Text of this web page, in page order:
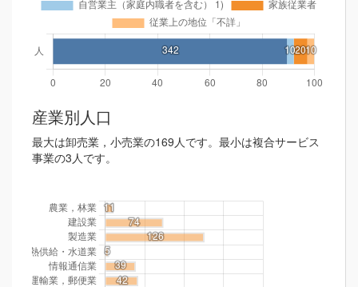
産業別人口
最大は卸売業，小売業の169人です。最小は複合サービス
事業の3人です。